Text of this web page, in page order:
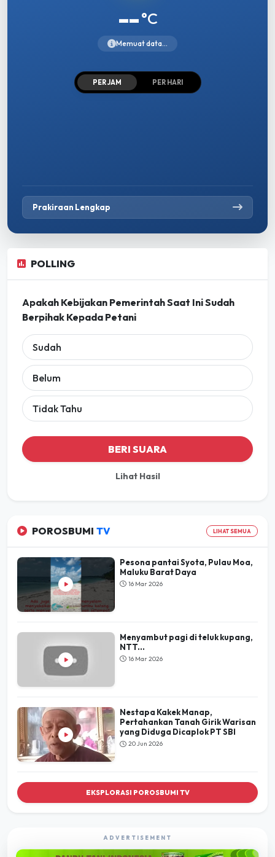
--°C
Memuat data...
PER JAM PER HARI
Prakiraan Lengkap
POLLING
Apakah Kebijakan Pemerintah Saat Ini Sudah
Berpihak Kepada Petani
Sudah
Belum
Tidak Tahu
BERI SUARA
Lihat Hasil
POROSBUMI TV LIHAT SEMUA
Pesona pantai Syota, Pulau Moa,
Maluku Barat Daya
16 Mar 2026
Menyambut pagi di teluk kupang,
NTT...
16 Mar 2026
Nestapa Kakek Manap,
Pertahankan Tanah Girik Warisan
yang Diduga Dicaplok PT SBI
20 Jun 2026
EKSPLORASI POROSBUMI TV
ADVERTISEMENT